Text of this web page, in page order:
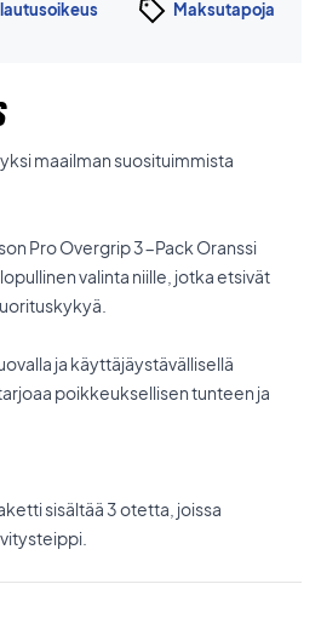
Maksutapoja
maailman suosituimmista
Pro Overgrip 3-Pack Oranssi
valinta niille, jotka etsivät
ja käyttäjäystävällisellä
poikkeuksellisen tunteen ja
sisältää 3 otetta, joissa